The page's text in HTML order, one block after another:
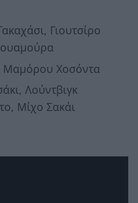
Γιουτσίρο
Μαμόρου Χοσόντα
Λούντβιγκ
Μίχο Σακάι